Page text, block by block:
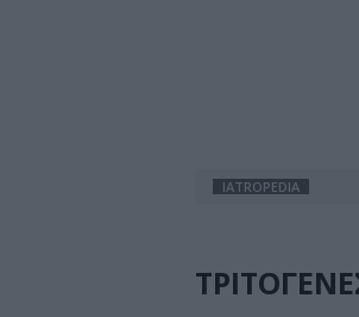
IATROPEDIA